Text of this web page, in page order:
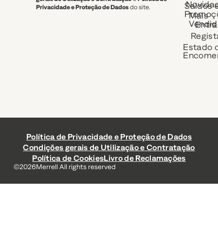
Privacidade e Proteção de Dados do site.
Saldos
Estado
Mais
Política de Privacidade e Proteção de Dados
Condições gerais de Utilização e Contratação
Política de CookiesLivro de Reclamações
©2026Merrell All rights reserved